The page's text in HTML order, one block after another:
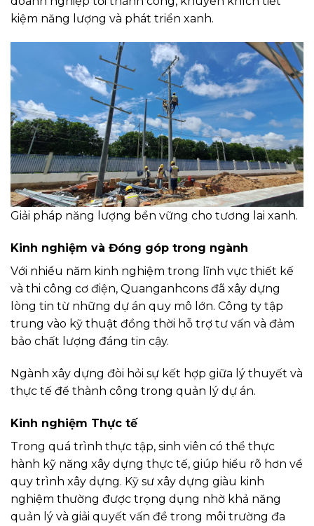
kiệm năng lượng và phát triển xanh.
Giải pháp năng lượng bền vững cho tương lai xanh.
Kinh nghiệm và Đóng góp trong ngành
Với nhiều năm kinh nghiệm trong lĩnh vực thiết kế
và thi công cơ điện, Quanganhcons đã xây dựng
lòng tin từ những dự án quy mô lớn. Công ty tập
trung vào kỹ thuật đồng thời hỗ trợ tư vấn và đảm
bảo chất lượng đáng tin cậy.
Ngành xây dựng đòi hỏi sự kết hợp giữa lý thuyết và
thực tế để thành công trong quản lý dự án.
Kinh nghiệm Thực tế
Trong quá trình thực tập, sinh viên có thể thực
hành kỹ năng xây dựng thực tế, giúp hiểu rõ hơn về
quy trình xây dựng. Kỹ sư xây dựng giàu kinh
nghiệm thường được trọng dụng nhờ khả năng
quản lý và giải quyết vấn đề trong môi trường đa